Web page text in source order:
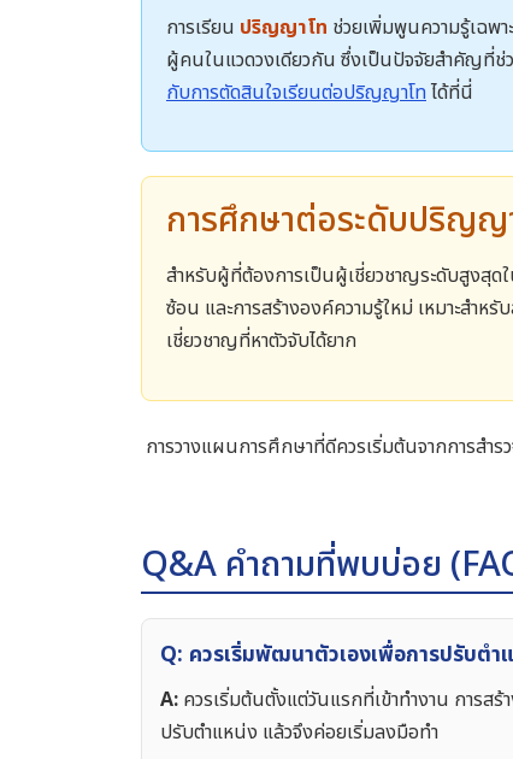
การเรียน ปริญญาโท ช่วยเพิ่มพูนความรู้เฉพ
ผู้คนในแวดวงเดียวกัน ซึ่งเป็นปัจจัยสำคัญที่ช่
กับการตัดสินใจเรียนต่อปริญญาโทได้ที่นี่
การศึกษาต่อระดับปริญ
สำหรับผู้ที่ต้องการเป็นผู้เชี่ยวชาญระดับสูงสุด
ซ้อน และการสร้างองค์ความรู้ใหม่ เหมาะสำ
เชี่ยวชาญที่หาตัวจับได้ยาก
การวางแผนการศึกษาที่ดีควรเริ่มต้นจากการส
Q&A คำถามที่พบบ่อย
Q: ควรเริ่มพัฒนาตัวเองเพื่อการปรับตำ
A: ควรเริ่มต้นตั้งแต่วันแรกที่เข้าทำงาน การส
ปรับตำแหน่ง แล้วจึงค่อยเริ่มลงมือทำ